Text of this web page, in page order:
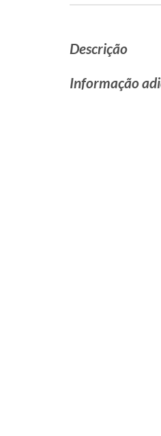
Descrição
Informação